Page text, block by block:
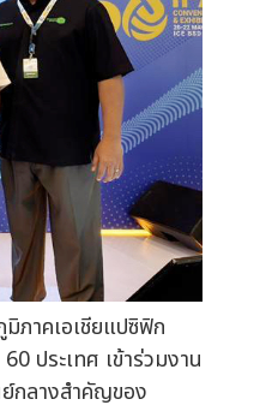
ภาคเอเชียแปซิฟิก
ประเทศ เข้าร่วมงาน
กลางสำคัญของ